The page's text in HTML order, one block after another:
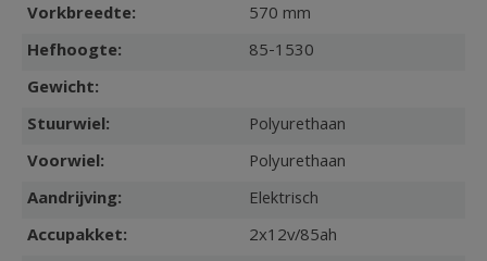
Vorkbreedte:
570 mm
Hefhoogte:
85-1530
Gewicht:
Stuurwiel:
Polyurethaan
Voorwiel:
Polyurethaan
Aandrijving:
Elektrisch
Accupakket:
2x12v/85ah